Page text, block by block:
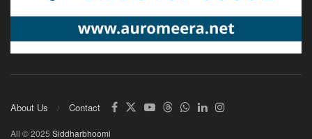
About Us Contact
All © 2025 Siddharbhoomi